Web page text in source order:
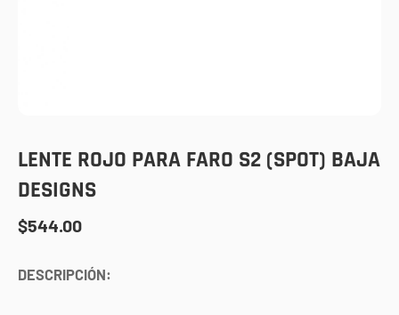
LENTE ROJO PARA FARO S2 (SPOT) BAJA
DESIGNS
$544.00
DESCRIPCIÓN: